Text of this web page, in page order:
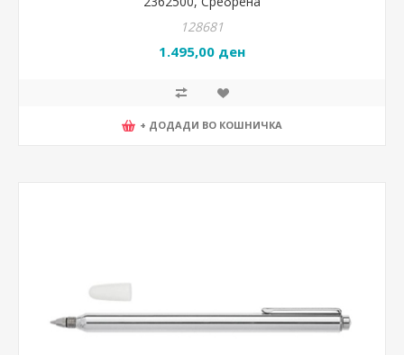
128681
1.495,00 ден
+ ДОДАДИ ВО КОШНИЧКА